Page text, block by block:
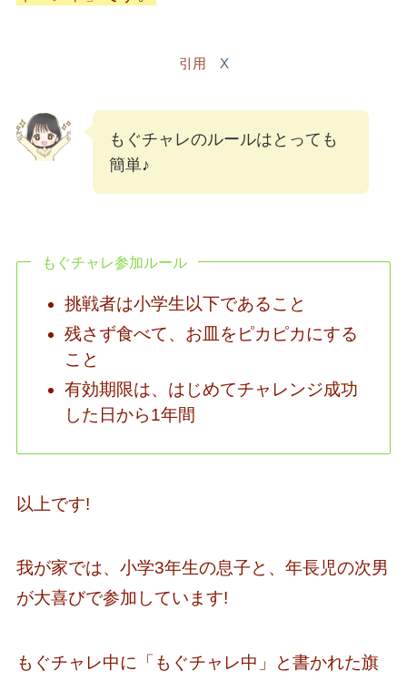
引用 X
もぐチャレのルールはとっても
簡単♪
もぐチャレ参加ルール
挑戦者は小学生以下であること
残さず食べて、お皿をピカピカにする
こと
有効期限は、はじめてチャレンジ成功
した日から1年間
以上です!
我が家では、小学3年生の息子と、年長児の次男
が大喜びで参加しています!
もぐチャレ中に「もぐチャレ中」と書かれた旗